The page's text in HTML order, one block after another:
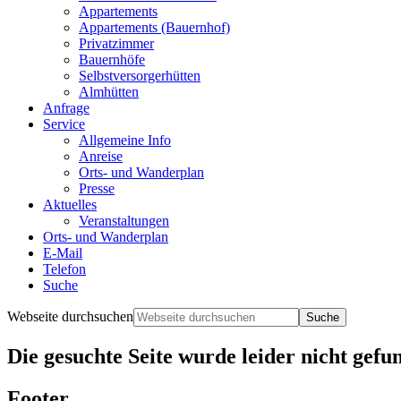
Appartements
Appartements (Bauernhof)
Privatzimmer
Bauernhöfe
Selbstversorgerhütten
Almhütten
Anfrage
Service
Allgemeine Info
Anreise
Orts- und Wanderplan
Presse
Aktuelles
Veranstaltungen
Orts- und Wanderplan
E-Mail
Telefon
Suche
Webseite durchsuchen
Die gesuchte Seite wurde leider nicht